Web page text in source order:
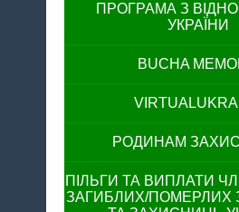
ПРОГРАМА З
УКРАЇНИ
BUCHA
РОДИНАМ
ПІЛЬГИ ТА ВИПЛАТИ
ЗАГИБЛИХ/ПОМЕРЛИХ